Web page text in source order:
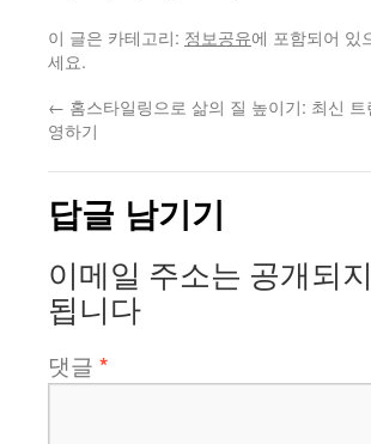
이 글은 카테고리: 정보공유에 포함되어 있
세요.
← 홈스타일링으로 삶의 질 높이기: 최신
영하기
답글 남기기
이메일 주소는 공개되
됩니다
댓글 *